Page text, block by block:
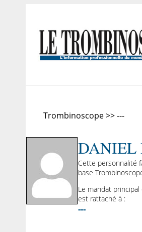
Trombinoscope >> ---
DANIEL
Cette personnalité
base
Le mandat principal
est rattaché à :
---